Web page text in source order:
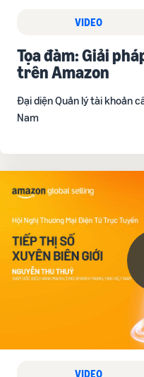
VIDEO
Tọa đàm: Giải
trên Amazon
Đại diện Quản lý tài khoản
Nam
VIDEO